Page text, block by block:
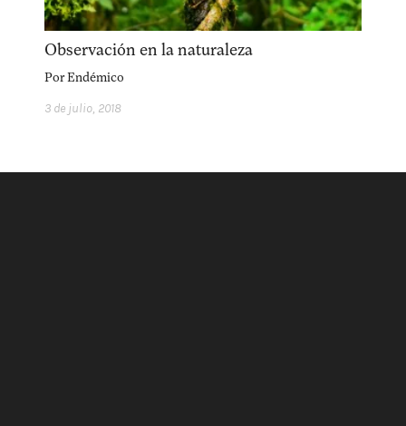
Observación en la naturaleza
PorEndémico
3 de julio, 2018
acerca
equipo política de envíos